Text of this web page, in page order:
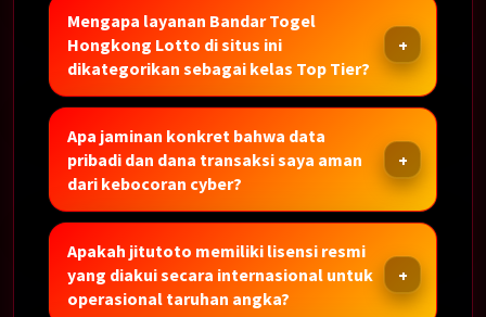
Mengapa layanan Bandar Togel
Hongkong Lotto di situs ini
dikategorikan sebagai kelas Top Tier?
Apa jaminan konkret bahwa data
pribadi dan dana transaksi saya aman
dari kebocoran cyber?
Apakah jitutoto memiliki lisensi resmi
yang diakui secara internasional untuk
operasional taruhan angka?